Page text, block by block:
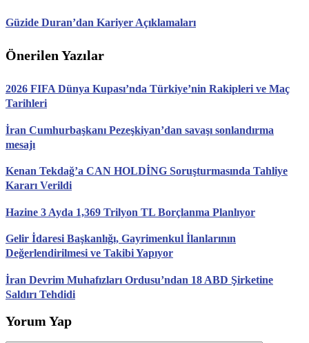
Güzide Duran’dan Kariyer Açıklamaları
Önerilen Yazılar
2026 FIFA Dünya Kupası’nda Türkiye’nin Rakipleri ve Maç
Tarihleri
İran Cumhurbaşkanı Pezeşkiyan’dan savaşı sonlandırma
mesajı
Kenan Tekdağ’a CAN HOLDİNG Soruşturmasında Tahliye
Kararı Verildi
Hazine 3 Ayda 1,369 Trilyon TL Borçlanma Planlıyor
Gelir İdaresi Başkanlığı, Gayrimenkul İlanlarının
Değerlendirilmesi ve Takibi Yapıyor
İran Devrim Muhafızları Ordusu’ndan 18 ABD Şirketine
Saldırı Tehdidi
Yorum Yap